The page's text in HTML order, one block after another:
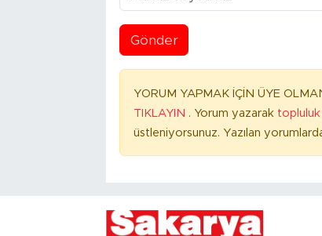
Gönder
YORUM YAPMAK İÇİN ÜYE
TIKLAYIN . Yorum yazarak topluluk
üstleniyorsunuz. Yazılan